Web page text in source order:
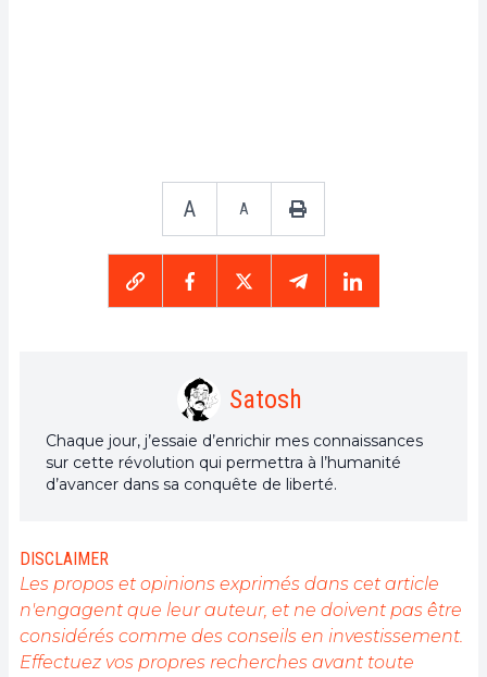
A A
Satosh
Chaque jour, j’essaie d’enrichir mes connaissances
sur cette révolution qui permettra à l’humanité
d’avancer dans sa conquête de liberté.
DISCLAIMER
Les propos et opinions exprimés dans cet article
n'engagent que leur auteur, et ne doivent pas être
considérés comme des conseils en investissement.
Effectuez vos propres recherches avant toute